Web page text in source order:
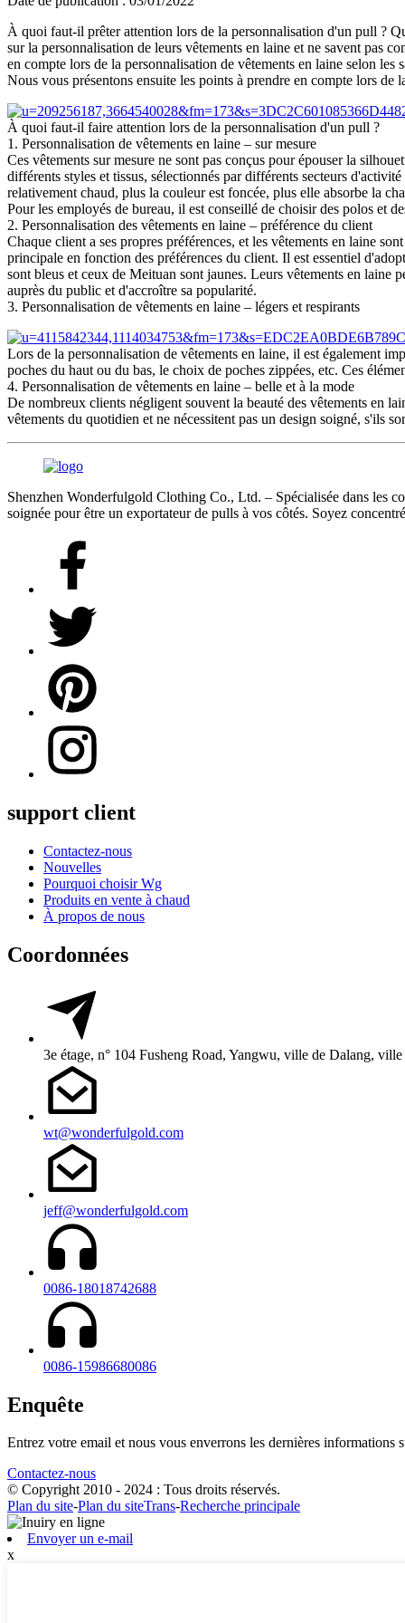
À quoi faut-il prêter attention lors de la personnalisation d'un pull ?
sur la personnalisation de leurs vêtements en laine et ne savent pas
en compte lors de la personnalisation de vêtements en laine selon
Nous vous présentons ensuite les points à prendre en compte lors de
À quoi faut-il faire attention lors de la personnalisation d'un pull ?
1. Personnalisation de vêtements en laine – sur mesure
Ces vêtements sur mesure ne sont pas conçus pour épouser la
différents styles et tissus, sélectionnés par différents secteurs
relativement chaud, plus la couleur est foncée, plus elle absorbe la
Pour les employés de bureau, il est conseillé de choisir des polos et
2. Personnalisation des vêtements en laine – préférence du client
Chaque client a ses propres préférences, et les vêtements en laine
principale en fonction des préférences du client. Il est essentiel
sont bleus et ceux de Meituan sont jaunes. Leurs vêtements en
auprès du public et d'accroître sa popularité.
3. Personnalisation de vêtements en laine – légers et respirants
Lors de la personnalisation de vêtements en laine, il est également
poches du haut ou du bas, le choix de poches zippées, etc. Ces
4. Personnalisation de vêtements en laine – belle et à la mode
De nombreux clients négligent souvent la beauté des vêtements en
vêtements du quotidien et ne nécessitent pas un design soigné, s'ils
Shenzhen Wonderfulgold Clothing Co., Ltd. – Spécialisée dans les
soignée pour être un exportateur de pulls à vos côtés. Soyez
support client
Contactez-nous
Nouvelles
Pourquoi choisir Wg
Produits en vente à chaud
À propos de nous
Coordonnées
3e étage, n° 104 Fusheng Road, Yangwu, ville de Dalang,
wt@wonderfulgold.com
jeff@wonderfulgold.com
0086-18018742688
0086-15986680086
Enquête
Entrez votre email et nous vous enverrons les dernières informations
Contactez-nous
© Copyright 2010 - 2024 : Tous droits réservés.
Plan du site-Plan du siteTrans-Recherche principale
Envoyer un e-mail
x